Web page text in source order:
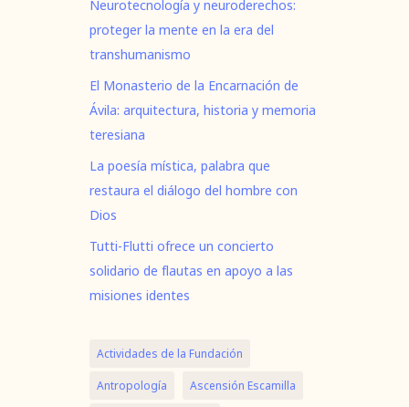
Neurotecnología y neuroderechos:
proteger la mente en la era del
transhumanismo
El Monasterio de la Encarnación de
Ávila: arquitectura, historia y memoria
teresiana
La poesía mística, palabra que
restaura el diálogo del hombre con
Dios
Tutti-Flutti ofrece un concierto
solidario de flautas en apoyo a las
misiones identes
Actividades de la Fundación
Antropología
Ascensión Escamilla